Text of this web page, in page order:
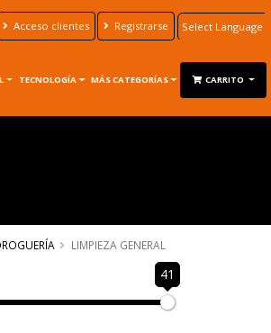
Acceso clientes Registrarse
Translate
TECNOLOGÍA MÁS CATEGORÍAS CARRITO
LIMPIEZA GENERAL
41